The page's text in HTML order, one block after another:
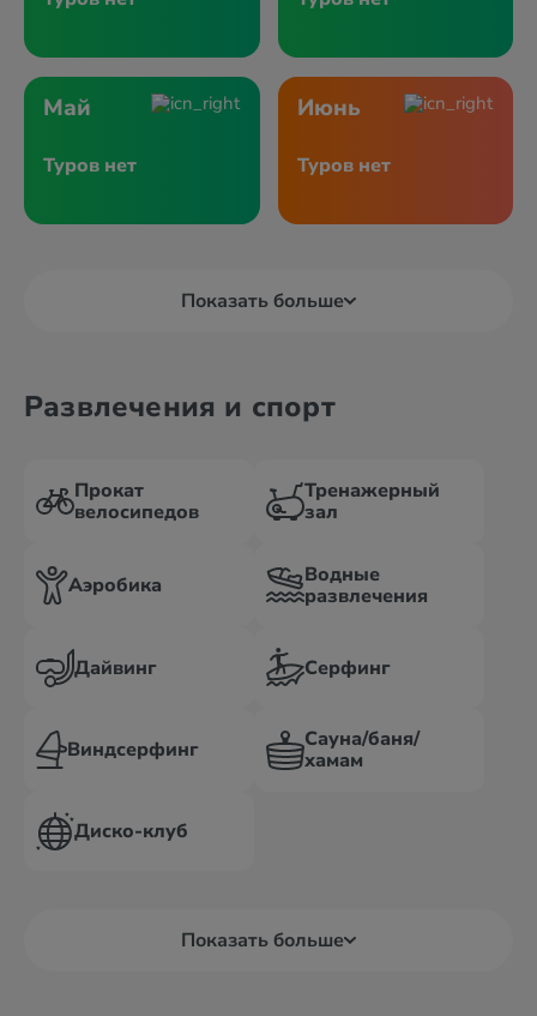
Май
Туров нет
Июнь
Туров нет
Показать больше
Развлечения и спорт
Прокат
велосипедов
Тренажерный
зал
Аэробика
Водные
развлечения
Дайвинг Серфинг
Виндсерфинг
Сауна/баня/
хамам
Диско-клуб
Показать больше